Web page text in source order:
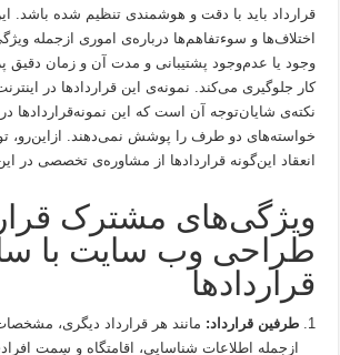
قرارداد باید با دقت و هوشمندی تنظیم شده باشد.
اختلاف‌ها و سوءتفاهم‌ها درباره‌ی اموری ازجمله
وجود یا عدم‌وجود پشتیبانی و مدت آن و زمان دقیق
کار جلوگیری می‌کند. نمونه‌ی این قراردادها در
نکته‌ی شایان‌توجه آن است که این نمونه‌قراردادها
خواسته‌های دو طرف را پوشش نمی‌دهند. ازاین‌رو،
انعقاد این‌گونه قراردادها از مشاوره‌ی تخصصی در
ویژگی‌های مشترک
طراحی وب سایت با
قراردادها
طرفین قرارداد: مانند هر قرارداد دیگری،
ازجمله اطلاعات شناسایی، اقامتگاه و سِمت